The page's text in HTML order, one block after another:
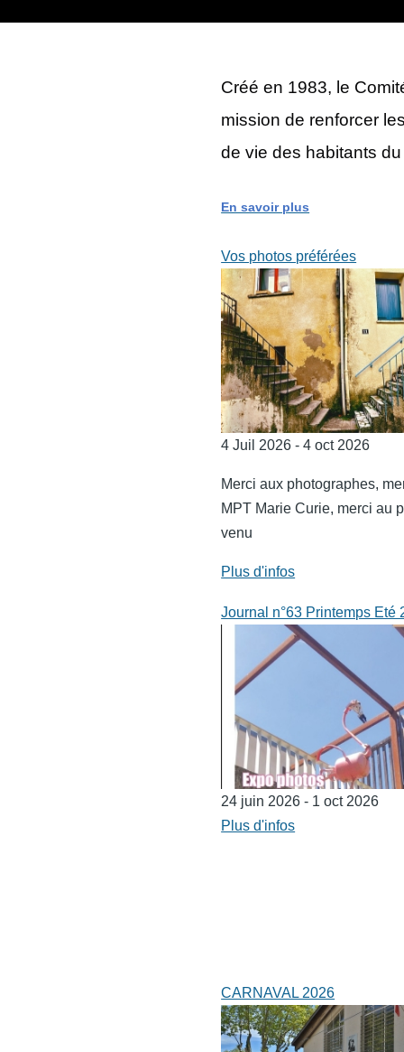
Créé en 1983, le
mission de renforcer
de vie des habitants
En savoir plus
Vos photos préférées
4 Juil 2026 - 4 oct 2026
Merci aux photographes,
MPT Marie Curie, merci au
venu
Plus d'infos
Journal n°63 Printemps Eté
24 juin 2026 - 1 oct 2026
Plus d'infos
CARNAVAL 2026